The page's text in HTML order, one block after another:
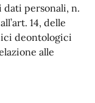
dati personali, n.
14, delle
deontologici
alle